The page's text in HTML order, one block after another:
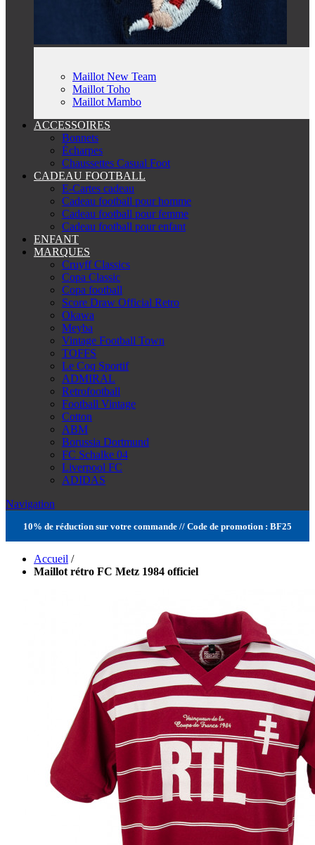
Maillot New Team
Maillot Toho
Maillot Mambo
ACCESSOIRES
Bonnets
Écharpes
Chaussettes Casual Foot
CADEAU FOOTBALL
E-Cartes cadeau
Cadeau football pour homme
Cadeau football pour femme
Cadeau football pour enfant
ENFANT
MARQUES
Cruyff Classics
Copa Classic
Copa football
Score Draw Official Retro
Okawa
Meyba
Vintage Football Town
TOFFS
Le Coq Sportif
ADMIRAL
Retrofootball
Football Vintage
Cotton
ABM
Borussia Dortmund
FC Schalke 04
Liverpool FC
ADIDAS
Navigation
10% de réduction sur votre commande // Code de promotion : BF25
Accueil /
Maillot rétro FC Metz 1984 officiel